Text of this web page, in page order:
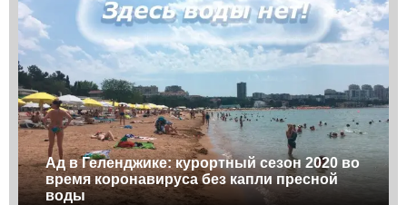
Ад в Геленджике: курортный сезон 2020 во
время коронавируса без капли пресной
воды